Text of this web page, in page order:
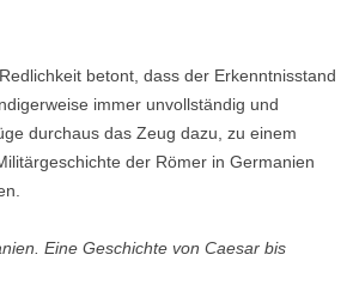
betont, dass der Erkenntnisstand
immer unvollständig und
durchaus das Zeug dazu, zu einem
der Römer in Germanien
Eine Geschichte von Caesar bis